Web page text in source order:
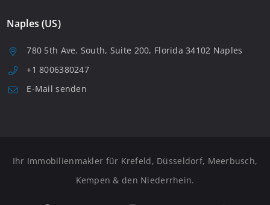
Naples (US)
780 5th Ave. South, Suite 200, Florida 34102 Naples
+1 8006380247
E-Mail senden
Ihr Immobilienmakler für Krefeld, Düsseldorf, Meerbusch,
Kempen & den Niederrhein.